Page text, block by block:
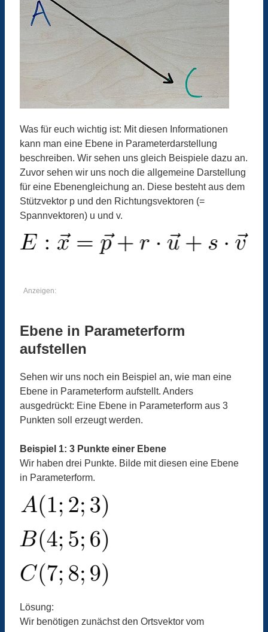
Was für euch wichtig ist: Mit diesen Informationen
kann man eine Ebene in Parameterdarstellung
beschreiben. Wir sehen uns gleich Beispiele dazu an.
Zuvor sehen wir uns noch die allgemeine Darstellung
für eine Ebenengleichung an. Diese besteht aus dem
Stützvektor p und den Richtungsvektoren (=
Spannvektoren) u und v.
Anzeigen:
Ebene in Parameterform
aufstellen
Sehen wir uns noch ein Beispiel an, wie man eine
Ebene in Parameterform aufstellt. Anders
ausgedrückt: Eine Ebene in Parameterform aus 3
Punkten soll erzeugt werden.
Beispiel 1: 3 Punkte einer Ebene
Wir haben drei Punkte. Bilde mit diesen eine Ebene
in Parameterform.
Lösung:
Wir benötigen zunächst den Ortsvektor vom